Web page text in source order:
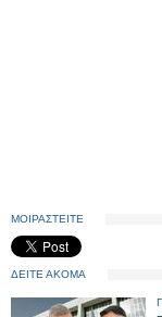
ΜΟΙΡΑΣΤΕΙΤΕ
ΔΕΙΤΕ ΑΚΟΜΑ